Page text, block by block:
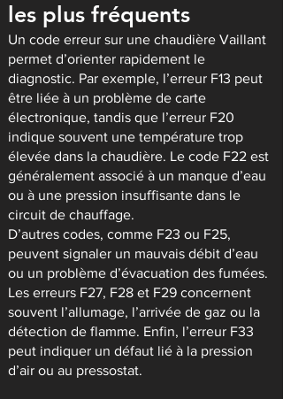
les plus fréquents
Un code erreur sur une chaudière Vaillant
permet d’orienter rapidement le
diagnostic. Par exemple, l’erreur F13 peut
être liée à un problème de carte
électronique, tandis que l’erreur F20
indique souvent une température trop
élevée dans la chaudière. Le code F22 est
généralement associé à un manque d’eau
ou à une pression insuffisante dans le
circuit de chauffage.
D’autres codes, comme F23 ou F25,
peuvent signaler un mauvais débit d’eau
ou un problème d’évacuation des fumées.
Les erreurs F27, F28 et F29 concernent
souvent l’allumage, l’arrivée de gaz ou la
détection de flamme. Enfin, l’erreur F33
peut indiquer un défaut lié à la pression
d’air ou au pressostat.